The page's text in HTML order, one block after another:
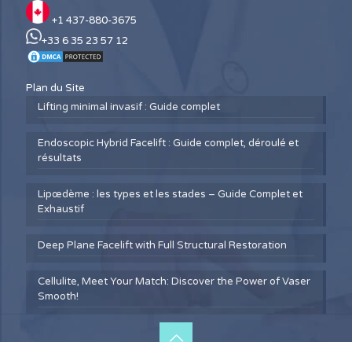
+1 437-880-3675
+33 6 35 23 57 12
Plan du Site
Lifting minimal invasif : Guide complet
Endoscopic Hybrid Facelift : Guide complet, déroulé et
résultats
Lipœdème : les types et les stades – Guide Complet et
Exhaustif
Deep Plane Facelift with Full Structural Restoration
Cellulite, Meet Your Match: Discover the Power of Vaser
Smooth!